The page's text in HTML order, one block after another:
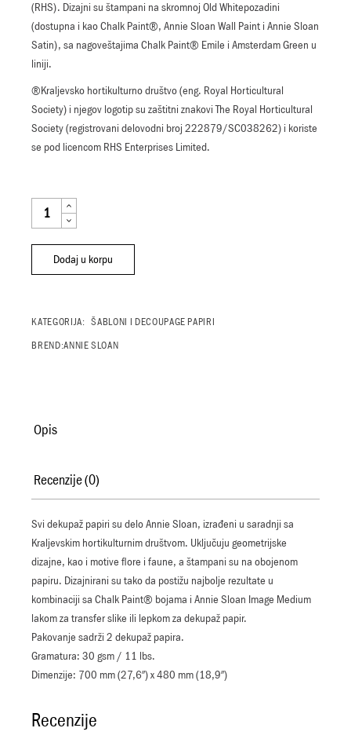
(RHS). Dizajni su štampani na skromnoj Old Whitepozadini
(dostupna i kao Chalk Paint®, Annie Sloan Wall Paint i Annie Sloan
Satin), sa nagoveštajima Chalk Paint® Emile i Amsterdam Green u
liniji.
®Kraljevsko hortikulturno društvo (eng. Royal Horticultural
Society) i njegov logotip su zaštitni znakovi The Royal Horticultural
Society (registrovani delovodni broj 222879/SC038262) i koriste
se pod licencom RHS Enterprises Limited.
ANNIE SLOAN RHS DEKUPAŽ PAPIR "BOTANICAL DRAWINGS" QUANTITY
Dodaj u korpu
KATEGORIJA: ŠABLONI I DECOUPAGE PAPIRI
BREND:ANNIE SLOAN
Opis
Recenzije (0)
Svi dekupaž papiri su delo Annie Sloan, izrađeni u saradnji sa
Kraljevskim hortikulturnim društvom. Uključuju geometrijske
dizajne, kao i motive flore i faune, a štampani su na obojenom
papiru. Dizajnirani su tako da postižu najbolje rezultate u
kombinaciji sa Chalk Paint® bojama i Annie Sloan Image Medium
lakom za transfer slike ili lepkom za dekupaž papir.
Pakovanje sadrži 2 dekupaž papira.
Gramatura: 30 gsm / 11 lbs.
Dimenzije: 700 mm (27,6″) x 480 mm (18,9″)
Recenzije